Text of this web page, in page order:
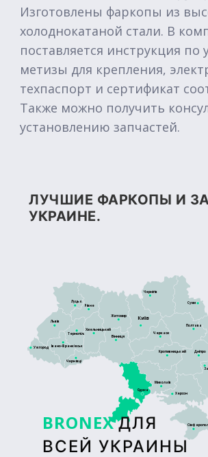
Изготовлены фаркопы из
холоднокатаной стали. В
поставляется инструкция по
метизы для крепления,
техпаспорт и сертификат
Также можно получить
установлению запчастей.
ЛУЧШИЕ ФАРКОПЫ И
УКРАИНЕ.
BRONEX ДЛЯ
ВСЕЙ УКРАИНЫ
Луцьк
Київ
Житомир
Тернопіль
Рівне
Львів
Дніпро
Кропивницький
Полтава
Черкаси
Суми
Чернігів
Херсон
Ужгород
Чернівці
Вінниця
Хмельницький
Івано-Франківськ
Миколаїв
Одеса